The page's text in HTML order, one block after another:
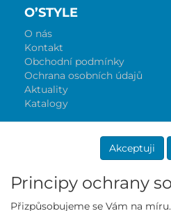
O’STYLE
O nás
Kontakt
Obchodní podmínky
Ochrana osobních údajů
Aktuality
Katalogy
Akceptuji
Principy ochrany
Přizpůsobujeme se Vám na